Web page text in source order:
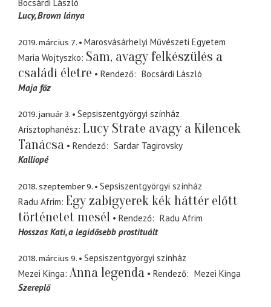
Bocsárdi László
Lucy Brown lánya
2019. március 7.
Marosvásárhelyi Művészeti Egyetem
Maria Wojtyszko Sam, avagy felkészülés a
családi életre
Rendező
Bocsárdi László
Maja főz
2019. január 3.
Sepsiszentgyörgyi színház
Arisztophanész Lucy Strate avagy a Kilencek
Tanácsa
Rendező
Sardar Tagirovsky
Kalliopé
2018. szeptember 9.
Sepsiszentgyörgyi színház
Radu Afrim Egy zabigyerek kék háttér előtt
történetet mesél
Rendező
Radu Afrim
Hosszas Kati a legidősebb prostituált
2018. március 9.
Sepsiszentgyörgyi színház
Mezei Kinga Anna legenda Rendező
Mezei Kinga
Szereplő